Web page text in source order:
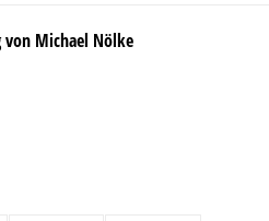
von Michael Nölke